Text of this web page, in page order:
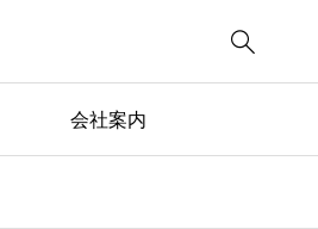

会社案内